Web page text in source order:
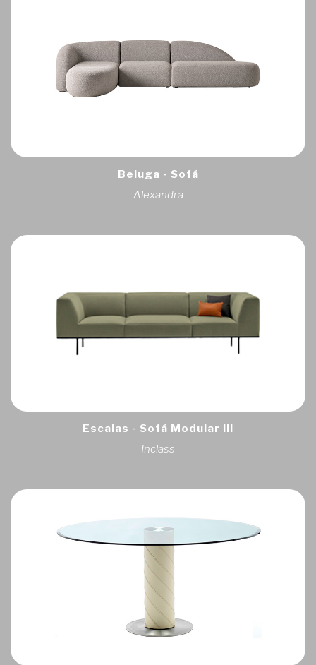
Beluga - Sofá
Alexandra
Escalas - Sofá Modular III
Inclass